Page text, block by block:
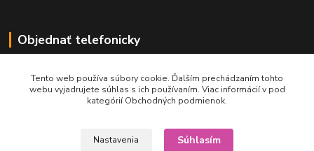
Objednať telefonicky
+421 902 212 007
Tento web používa súbory cookie. Ďalším prechádzaním tohto
webu vyjadrujete súhlas s ich používaním. Viac informácií v pod
kategórií Obchodných podmienok.
Nastavenia Súhlasím